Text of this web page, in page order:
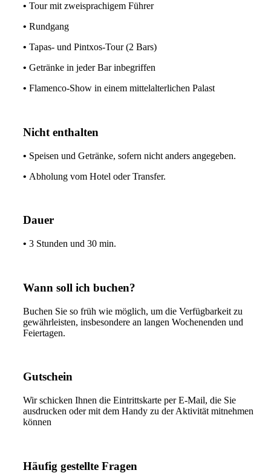
• Tour mit zweisprachigem Führer
• Rundgang
• Tapas- und Pintxos-Tour (2 Bars)
• Getränke in jeder Bar inbegriffen
• Flamenco-Show in einem mittelalterlichen Palast
Nicht enthalten
• Speisen und Getränke, sofern nicht anders angegeben.
• Abholung vom Hotel oder Transfer.
Dauer
• 3 Stunden und 30 min.
Wann soll ich buchen?
Buchen Sie so früh wie möglich, um die Verfügbarkeit zu
gewährleisten, insbesondere an langen Wochenenden und
Feiertagen.
Gutschein
Wir schicken Ihnen die Eintrittskarte per E-Mail, die Sie
ausdrucken oder mit dem Handy zu der Aktivität mitnehmen
können
Häufig gestellte Fragen